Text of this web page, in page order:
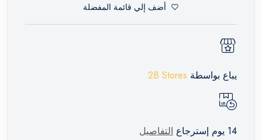
أضف إلي قائمة المفضلة
يباع بواسطة 2B Stores
14 يوم إسترجاع التفاصيل